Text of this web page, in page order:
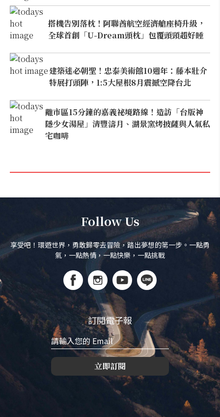
搭機告別落枕！阿聯酋航空經濟艙座椅升級，
全球首創「U-Dream頭枕」包覆頭頸超好睡
建築迷必朝聖！忠泰美術館10週年：藤本壯介
特展打頭陣，1:5大屋根8月震撼空降台北
離市區15分鐘的嘉義祕境路線！造訪「台版神
隱少女湯屋」清豐濤月、湖景窯烤披薩與人氣私
宅咖啡
Follow Us
享受吧！環遊世界，勇敢歸零去冒險，踏出夢想的第一步。一點勇
氣，一點熱情，一點快樂，一點挑戰
訂閱電子報
立即訂閱